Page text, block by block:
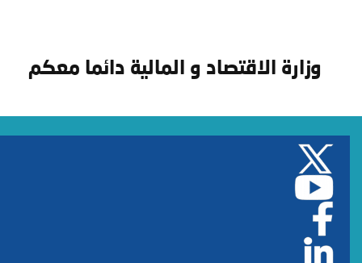
وزارة الاقتصاد و المالية دائما معكم